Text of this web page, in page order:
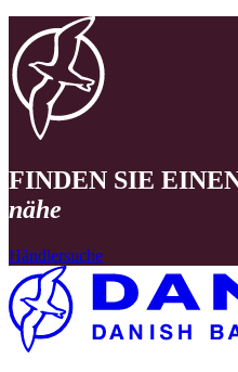
FINDEN SIE
nähe
Händlersuche